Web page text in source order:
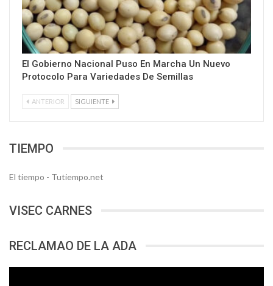
El Gobierno Nacional Puso En Marcha Un Nuevo
Protocolo Para Variedades De Semillas
ANTERIOR SIGUIENTE
TIEMPO
El tiempo - Tutiempo.net
VISEC CARNES
RECLAMAO DE LA ADA